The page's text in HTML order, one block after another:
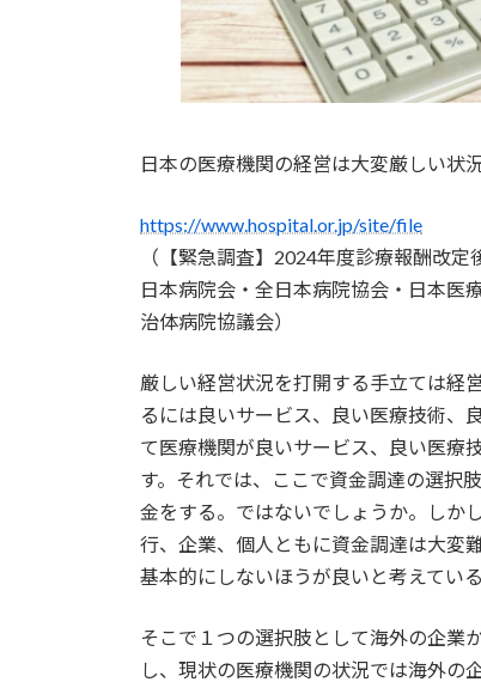
日本の医療機関の経営は大変厳しい状況
https://www.hospital.or.jp/site/file
（【緊急調査】2024年度診療報酬改
日本病院会・全日本病院協会・日本医
治体病院協議会）
厳しい経営状況を打開する手立ては経
るには良いサービス、良い医療技術、
て医療機関が良いサービス、良い医療
す。それでは、ここで資金調達の選
金をする。ではないでしょうか。しか
行、企業、個人ともに資金調達は大変
基本的にしないほうが良いと考えてい
そこで１つの選択肢として海外の企業
し、現状の医療機関の状況では海外の